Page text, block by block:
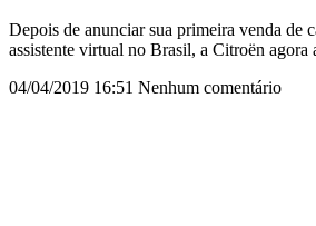
Depois de anunciar sua primeira venda de
assistente virtual no Brasil, a Citroën agora
04/04/2019 16:51 Nenhum comentário